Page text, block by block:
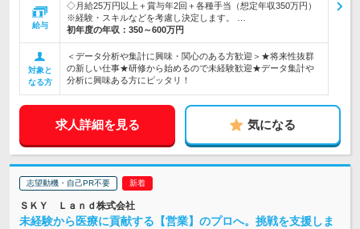
給与
◇月給25万円以上＋賞与年2回＋各種手当（想定年収350万円）
※経験・スキルなどを考慮し決定します。 …
初年度の年収： 350～600万円
対象と
なる方
＜データ分析や集計に興味・関心のある方歓迎＞★将来性抜群
の新しい仕事★研修から始めるので未経験歓迎★データ集計や
分析に興味ある方にピッタリ！
求人詳細を見る 気になる
志望動機・自己PR不要
ＳＫＹ Ｌａｎｄ株式会社
未経験から医療に貢献する【営業】のプロへ。挑戦を支援しま